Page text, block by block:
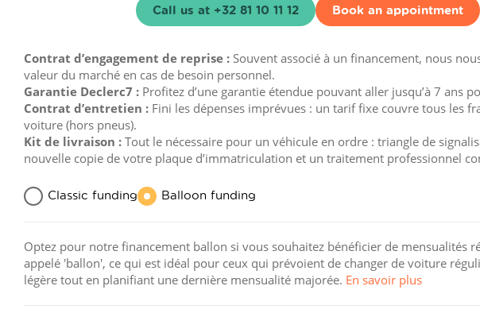
Call us at +32 81 10 11 12 Book an appointment
Contrat d’engagement de reprise : Souvent associé à un financement, nous
valeur du marché en cas de besoin personnel.
Garantie Declerc7 : Profitez d’une garantie étendue pouvant aller jusqu’à 7 ans
Contrat d’entretien : Fini les dépenses imprévues : un tarif fixe couvre tous les
voiture (hors pneus).
Kit de livraison : Tout le nécessaire pour un véhicule en ordre : triangle de
nouvelle copie de votre plaque d’immatriculation et un traitement professionnel
Classic funding Balloon funding
Optez pour notre financement ballon si vous souhaitez bénéficier de mensualités
appelé 'ballon', ce qui est idéal pour ceux qui prévoient de changer de voiture
légère tout en planifiant une dernière mensualité majorée. En savoir plus